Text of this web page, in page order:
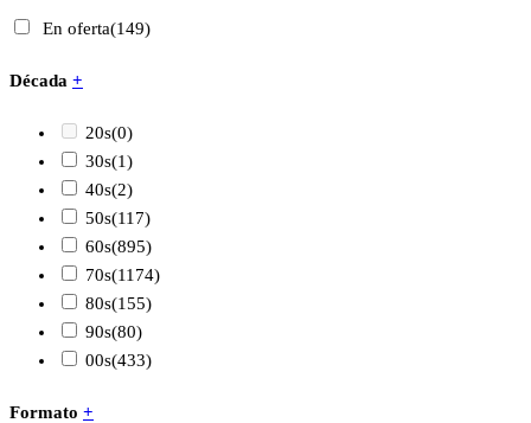
En oferta(149)
Década +
20s(0)
30s(1)
40s(2)
50s(117)
60s(895)
70s(1174)
80s(155)
90s(80)
00s(433)
Formato +